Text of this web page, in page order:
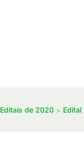
Editais de 2020